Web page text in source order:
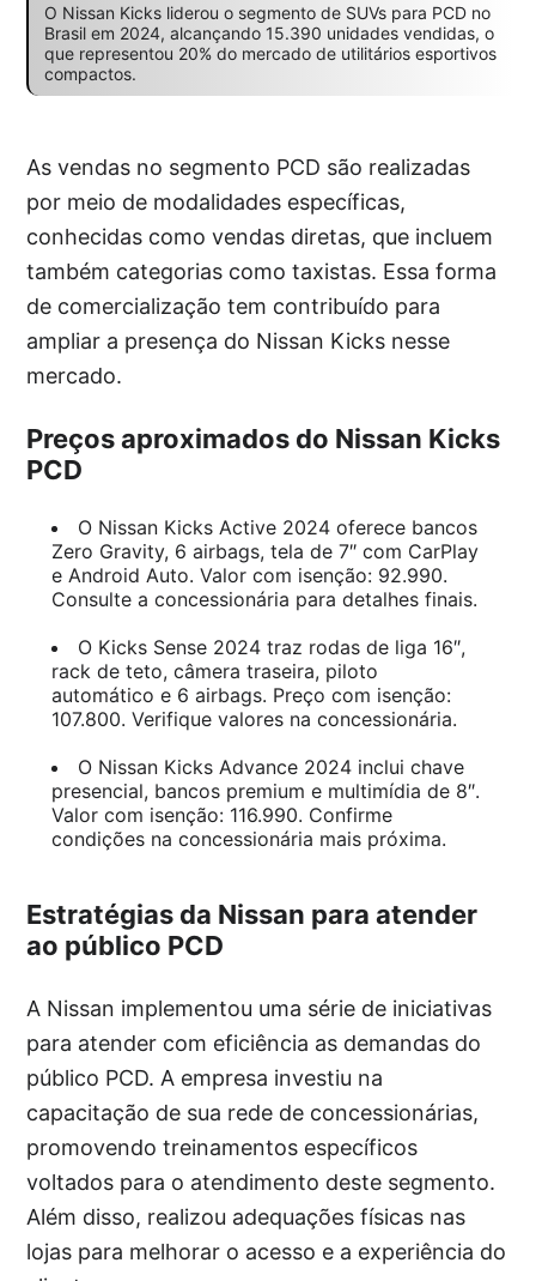
O Nissan Kicks liderou o segmento de SUVs para PCD no
Brasil em 2024, alcançando 15.390 unidades vendidas, o
que representou 20% do mercado de utilitários esportivos
compactos.
As vendas no segmento PCD são realizadas
por meio de modalidades específicas,
conhecidas como vendas diretas, que incluem
também categorias como taxistas. Essa forma
de comercialização tem contribuído para
ampliar a presença do Nissan Kicks nesse
mercado.
Preços aproximados do Nissan Kicks
PCD
O Nissan Kicks Active 2024 oferece bancos
Zero Gravity, 6 airbags, tela de 7″ com CarPlay
e Android Auto. Valor com isenção: 92.990.
Consulte a concessionária para detalhes finais.
O Kicks Sense 2024 traz rodas de liga 16″,
rack de teto, câmera traseira, piloto
automático e 6 airbags. Preço com isenção:
107.800. Verifique valores na concessionária.
O Nissan Kicks Advance 2024 inclui chave
presencial, bancos premium e multimídia de 8″.
Valor com isenção: 116.990. Confirme
condições na concessionária mais próxima.
Estratégias da Nissan para atender
ao público PCD
A Nissan implementou uma série de iniciativas
para atender com eficiência as demandas do
público PCD. A empresa investiu na
capacitação de sua rede de concessionárias,
promovendo treinamentos específicos
voltados para o atendimento deste segmento.
Além disso, realizou adequações físicas nas
lojas para melhorar o acesso e a experiência do